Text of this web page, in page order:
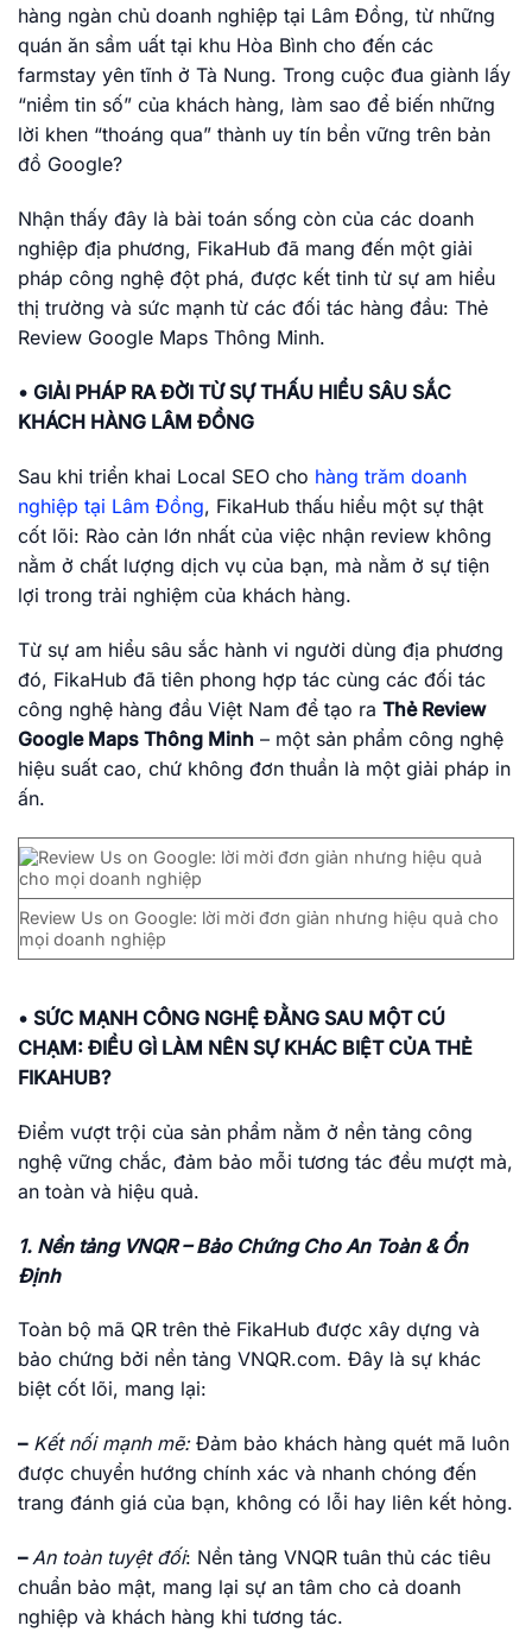
hàng ngàn chủ doanh nghiệp tại Lâm Đồng, từ những
quán ăn sầm uất tại khu Hòa Bình cho đến các
farmstay yên tĩnh ở Tà Nung. Trong cuộc đua giành lấy
“niềm tin số” của khách hàng, làm sao để biến những
lời khen “thoáng qua” thành uy tín bền vững trên bản
đồ Google?
Nhận thấy đây là bài toán sống còn của các doanh
nghiệp địa phương, FikaHub đã mang đến một giải
pháp công nghệ đột phá, được kết tinh từ sự am hiểu
thị trường và sức mạnh từ các đối tác hàng đầu: Thẻ
Review Google Maps Thông Minh.
• GIẢI PHÁP RA ĐỜI TỪ SỰ THẤU HIỂU SÂU SẮC
KHÁCH HÀNG LÂM ĐỒNG
Sau khi triển khai Local SEO cho hàng trăm doanh
nghiệp tại Lâm Đồng, FikaHub thấu hiểu một sự thật
cốt lõi: Rào cản lớn nhất của việc nhận review không
nằm ở chất lượng dịch vụ của bạn, mà nằm ở sự tiện
lợi trong trải nghiệm của khách hàng.
Từ sự am hiểu sâu sắc hành vi người dùng địa phương
đó, FikaHub đã tiên phong hợp tác cùng các đối tác
công nghệ hàng đầu Việt Nam để tạo ra Thẻ Review
Google Maps Thông Minh – một sản phẩm công nghệ
hiệu suất cao, chứ không đơn thuần là một giải pháp in
ấn.
Review Us on Google: lời mời đơn giản nhưng hiệu quả cho
mọi doanh nghiệp
• SỨC MẠNH CÔNG NGHỆ ĐẰNG SAU MỘT CÚ
CHẠM: ĐIỀU GÌ LÀM NÊN SỰ KHÁC BIỆT CỦA THẺ
FIKAHUB?
Điểm vượt trội của sản phẩm nằm ở nền tảng công
nghệ vững chắc, đảm bảo mỗi tương tác đều mượt mà,
an toàn và hiệu quả.
1. Nền tảng VNQR – Bảo Chứng Cho An Toàn & Ổn
Định
Toàn bộ mã QR trên thẻ FikaHub được xây dựng và
bảo chứng bởi nền tảng VNQR.com. Đây là sự khác
biệt cốt lõi, mang lại:
– Kết nối mạnh mẽ:Đảm bảo khách hàng quét mã luôn
được chuyển hướng chính xác và nhanh chóng đến
trang đánh giá của bạn, không có lỗi hay liên kết hỏng.
–An toàn tuyệt đối: Nền tảng VNQR tuân thủ các tiêu
chuẩn bảo mật, mang lại sự an tâm cho cả doanh
nghiệp và khách hàng khi tương tác.